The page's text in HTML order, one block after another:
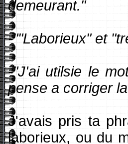
demeurant."
-""Laborieux" et
-"J'ai utilsie le
pense a corriger
J'avais pris ta
laborieux, ou du